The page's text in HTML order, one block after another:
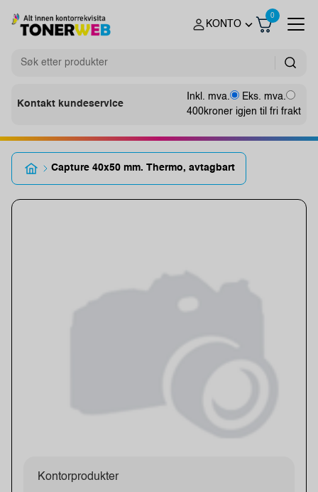
KONTO
0
Kontakt kundeservice
Inkl. mva.
Eks. mva.
400kroner igjen til fri frakt
Capture 40x50 mm. Thermo, avtagbart
Kontorprodukter